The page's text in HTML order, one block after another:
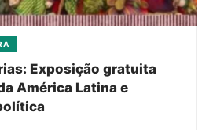
Exposição gratuita
América Latina e